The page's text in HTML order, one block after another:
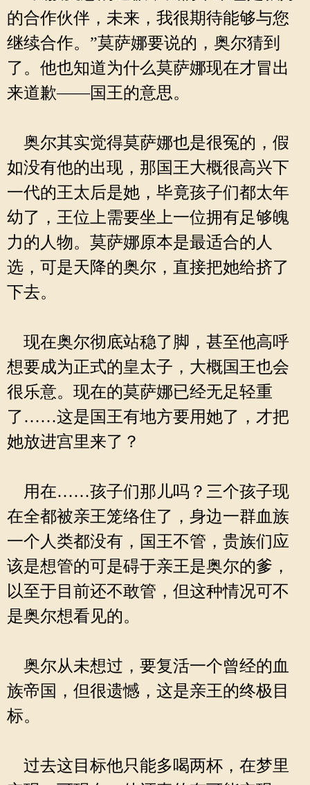
的合作伙伴，未来，我很期待能够与您
继续合作。”莫萨娜要说的，奥尔猜到
了。他也知道为什么莫萨娜现在才冒出
来道歉——国王的意思。
奥尔其实觉得莫萨娜也是很冤的，假
如没有他的出现，那国王大概很高兴下
一代的王太后是她，毕竟孩子们都太年
幼了，王位上需要坐上一位拥有足够魄
力的人物。莫萨娜原本是最适合的人
选，可是天降的奥尔，直接把她给挤了
下去。
现在奥尔彻底站稳了脚，甚至他高呼
想要成为正式的皇太子，大概国王也会
很乐意。现在的莫萨娜已经无足轻重
了……这是国王有地方要用她了，才把
她放进宫里来了？
用在……孩子们那儿吗？三个孩子现
在全都被亲王笼络住了，身边一群血族
一个人类都没有，国王不管，贵族们应
该是想管的可是碍于亲王是奥尔的爹，
以至于目前还不敢管，但这种情况可不
是奥尔想看见的。
奥尔从未想过，要复活一个曾经的血
族帝国，但很遗憾，这是亲王的终极目
标。
过去这目标他只能多喝两杯，在梦里